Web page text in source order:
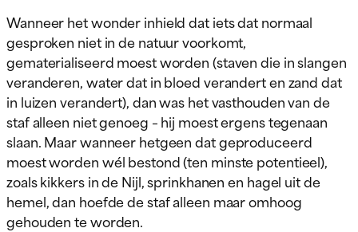
Wanneer het wonder inhield dat iets dat normaal
gesproken niet in de natuur voorkomt,
gematerialiseerd moest worden (staven die in slangen
veranderen, water dat in bloed verandert en zand dat
in luizen verandert), dan was het vasthouden van de
staf alleen niet genoeg – hij moest ergens tegenaan
slaan. Maar wanneer hetgeen dat geproduceerd
moest worden wél bestond (ten minste potentieel),
zoals kikkers in de Nijl, sprinkhanen en hagel uit de
hemel, dan hoefde de staf alleen maar omhoog
gehouden te worden.